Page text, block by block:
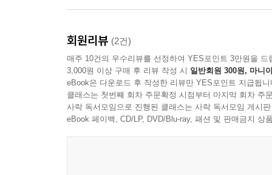
이곳은 이상하고 아름다운 판타지 촌입니다
촌에 살고 싶은 청년들의 바람은 단순히 시골 생
생활에서 벗어나 주거의 안정은 물론 내 삶과 시
모이는 공간이자, 정보를 공유하고 서로의 삶을 지
회원리뷰 (2건)
매주 10건의 우수리뷰를 선정하여 YES포인트 3만원을 드
3,000원 이상 구매 후 리뷰 작성 시 일반회원 300원, 마니
eBook은 다운로드 후 작성한 리뷰만 YES포인트 지급됩니
클래스는 첫번째 회차 주문확정 시점부터 마지막 회차 주
사락 독서모임으로 진행된 클래스는 사락 독서모임 게시
eBook 페이백, CD/LP, DVD/Blu-ray, 패션 및 판매금지 상